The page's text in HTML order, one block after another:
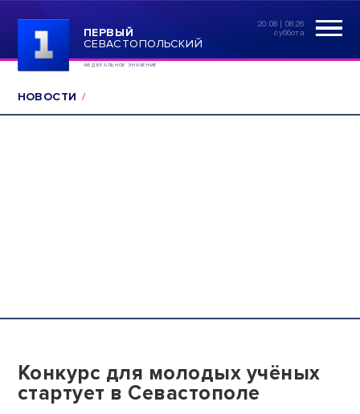
ПЕРВЫЙ
СЕВАСТОПОЛЬСКИЙ
ФЕДЕРАЛЬНОЕ ЗНАЧЕНИЕ
20:08 | 08.26
суббота
НОВОСТИ
Конкурс для молодых учёных
стартует в Севастополе